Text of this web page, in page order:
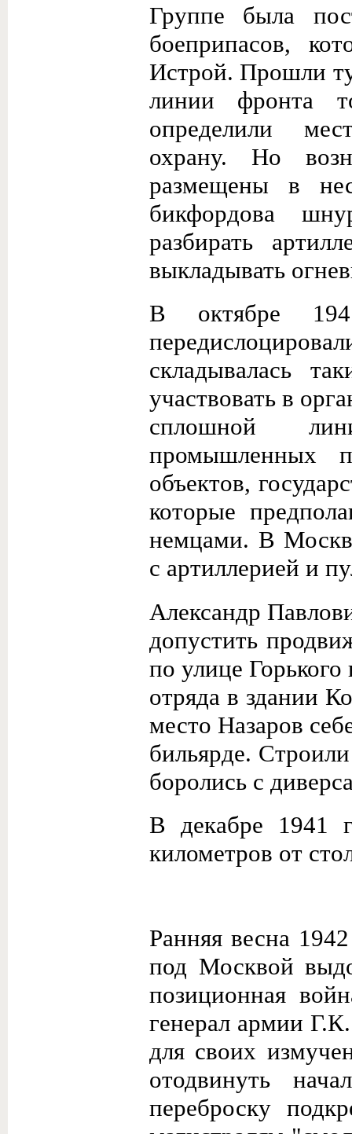
Группе была
боеприпасов,
Истрой. Прошли
линии фронта
определили
охрану. Но
размещены в
бикфордова
разбирать
выкладывать
В октябре
складывалась
участвовать в
сплошной
промышленных
объектов,
которые
немцами. В
с артиллерией и
Александр
допустить
по улице
отряда в здании
место Назаров
бильярде.
боролись с
В декабре 1941
километров от
Ранняя весна
под Москвой
позиционная
генерал армии
для своих
отодвинуть
переброску